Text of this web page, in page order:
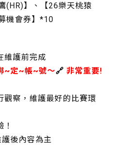
(HR)】、【26樂天桃猿
機會券】*10
維護前完成
~定~帳~號～🔗 非常重要!
觀察，維護最好的比賽環
後內容為主